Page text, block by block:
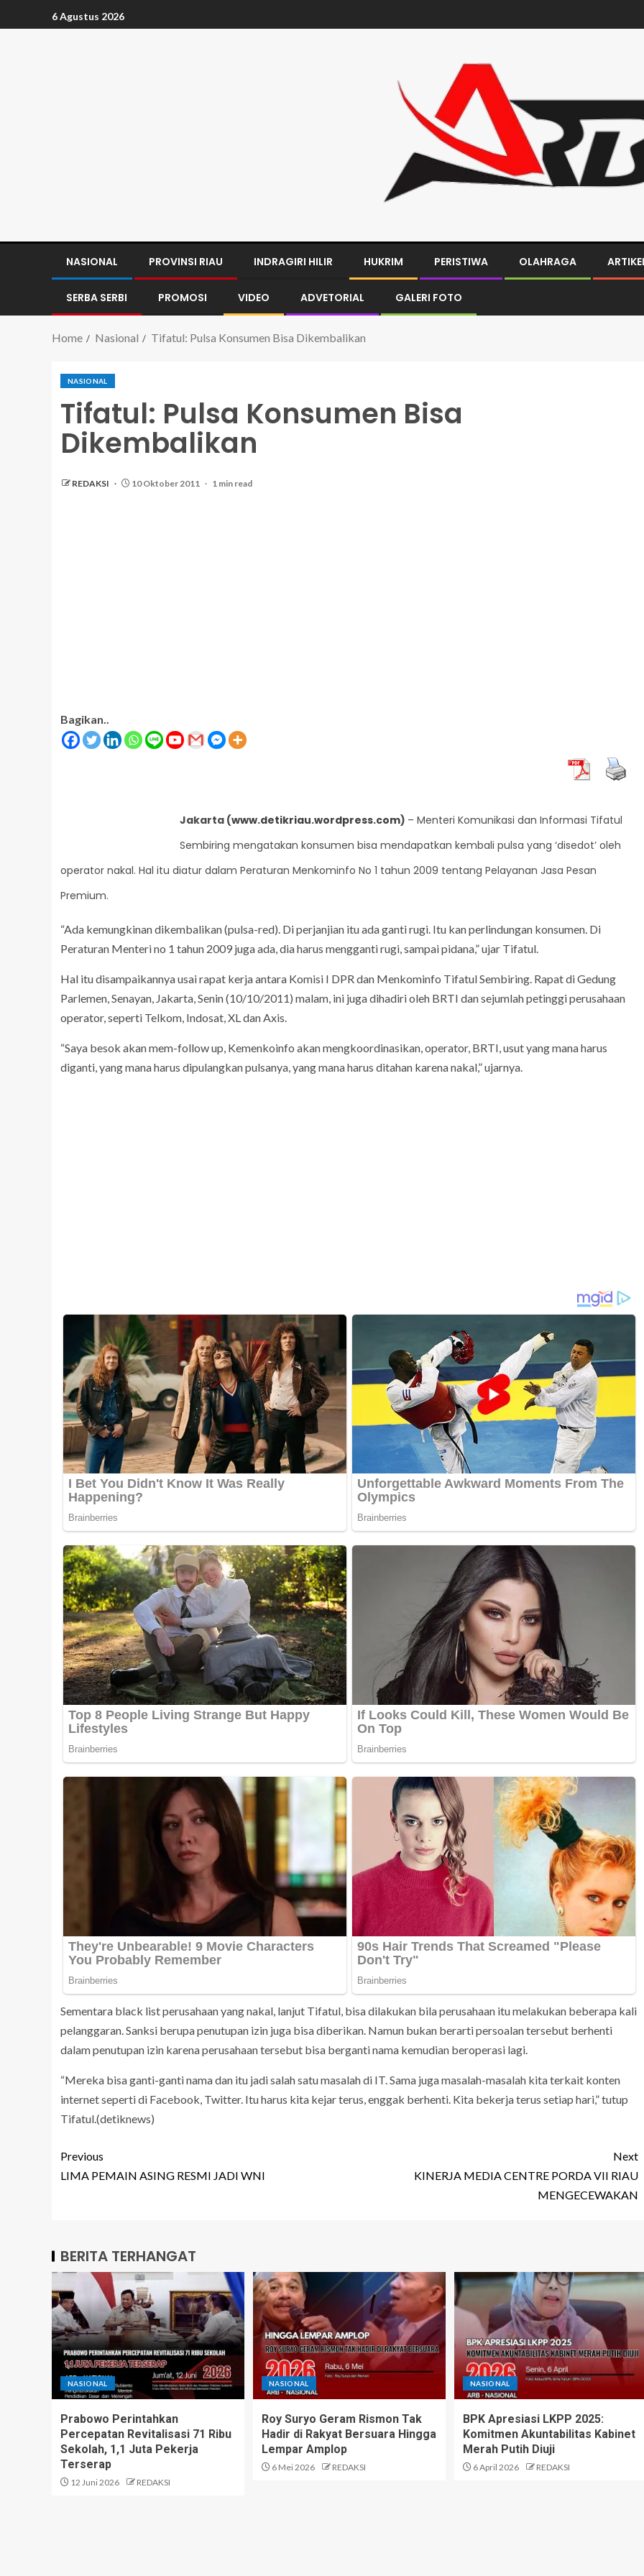
6 Agustus 2026
NASIONAL PROVINSI RIAU INDRAGIRI HILIR HUKRIM PERISTIWA OLAHRAGA
SERBA SERBI PROMOSI VIDEO ADVETORIAL GALERI FOTO
Home Nasional Tifatul: Pulsa Konsumen Bisa Dikembalikan
NASIONAL
Tifatul: Pulsa Konsumen Bisa
Dikembalikan
REDAKSI 10 Oktober 2011 1 min read
Bagikan..
Jakarta (www.detikriau.wordpress.com) – Menteri Komunikasi dan Informasi Tifatul
Sembiring mengatakan konsumen bisa mendapatkan kembali pulsa yang ‘disedot’ oleh
operator nakal. Hal itu diatur dalam Peraturan Menkominfo No 1 tahun 2009 tentang Pelayanan Jasa Pesan
Premium.
“Ada kemungkinan dikembalikan (pulsa-red). Di perjanjian itu ada ganti rugi. Itu kan perlindungan konsumen. Di
Peraturan Menteri no 1 tahun 2009 juga ada, dia harus mengganti rugi, sampai pidana,” ujar Tifatul.
Hal itu disampaikannya usai rapat kerja antara Komisi I DPR dan Menkominfo Tifatul Sembiring. Rapat di Gedung
Parlemen, Senayan, Jakarta, Senin (10/10/2011) malam, ini juga dihadiri oleh BRTI dan sejumlah petinggi perusahaan
operator, seperti Telkom, Indosat, XL dan Axis.
“Saya besok akan mem-follow up, Kemenkoinfo akan mengkoordinasikan, operator, BRTI, usut yang mana harus
diganti, yang mana harus dipulangkan pulsanya, yang mana harus ditahan karena nakal,” ujarnya.
Sementara black list perusahaan yang nakal, lanjut Tifatul, bisa dilakukan bila perusahaan itu melakukan beberapa kali
pelanggaran. Sanksi berupa penutupan izin juga bisa diberikan. Namun bukan berarti persoalan tersebut berhenti
dalam penutupan izin karena perusahaan tersebut bisa berganti nama kemudian beroperasi lagi.
“Mereka bisa ganti-ganti nama dan itu jadi salah satu masalah di IT. Sama juga masalah-masalah kita terkait konten
internet seperti di Facebook, Twitter. Itu harus kita kejar terus, enggak berhenti. Kita bekerja terus setiap hari,” tutup
Tifatul.(detiknews)
Previous
LIMA PEMAIN ASING RESMI JADI WNI
Next
KINERJA MEDIA CENTRE PORDA VII RIAU
MENGECEWAKAN
BERITA TERHANGAT
NASIONAL
Prabowo Perintahkan
Percepatan Revitalisasi 71 Ribu
Sekolah, 1,1 Juta Pekerja
Terserap
12 Juni 2026 REDAKSI
NASIONAL
Roy Suryo Geram Rismon Tak
Hadir di Rakyat Bersuara Hingga
Lempar Amplop
6 Mei 2026 REDAKSI
NASIONAL
BPK Apresiasi LKPP 2025:
Komitmen Akuntabilitas Kabinet
Merah Putih Diuji
6 April 2026 REDAKSI
ARTIKEL
Menatap Asa Dibalik Angka: Jika APBD Inhil
Tetap Stagnan Butuh Berapa Periode Demi
Infrastruktur Merata?
Orang Jujur Tidak Butuh Pembelaan Setelah
Jatuh